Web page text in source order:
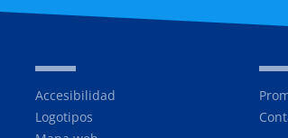
Accesibilidad
Logotipos